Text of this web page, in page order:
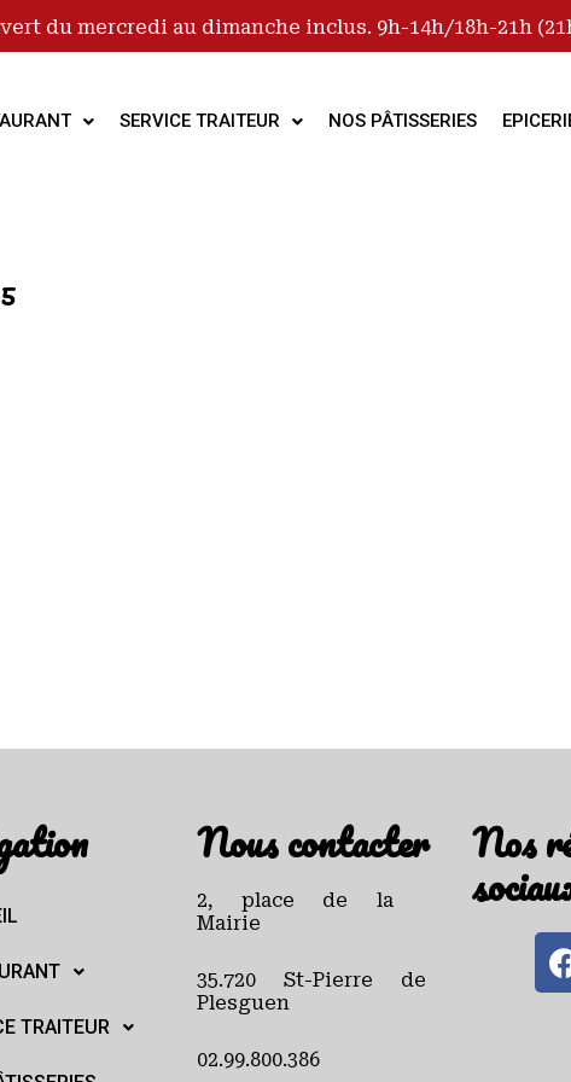
du mercredi au dimanche inclus. 9h-14h/18h-21h
SERVICE TRAITEUR NOS PÂTISSERIES
TRAITEUR
Nous contacter
2, place de la
Mairie
35.720 St-Pierre de
Plesguen
02.99.800.386
Nos